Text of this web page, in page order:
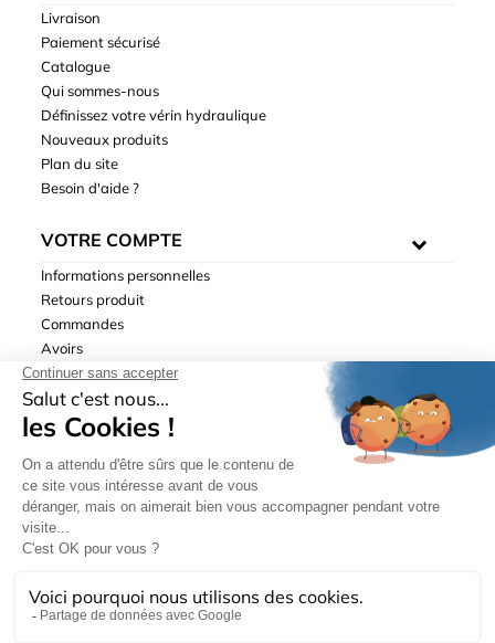
Livraison
Paiement sécurisé
Catalogue
Qui sommes-nous
Définissez votre vérin hydraulique
Nouveaux produits
Plan du site
Besoin d'aide ?
VOTRE COMPTE
Informations personnelles
Retours produit
Commandes
Avoirs
Adresses
Bons de réduction
de ventes| © Hydrodis 2003-2026. Tous droits réservés